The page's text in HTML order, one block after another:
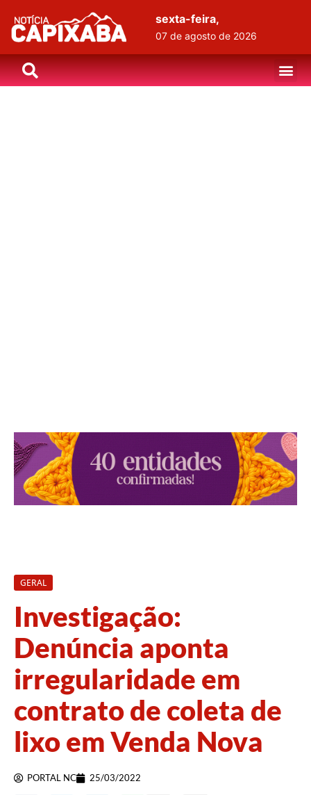
sexta-feira,
07 de agosto de 2026
GERAL
Investigação:
Denúncia aponta
irregularidade em
contrato de coleta de
lixo em Venda Nova
PORTAL NC 25/03/2022